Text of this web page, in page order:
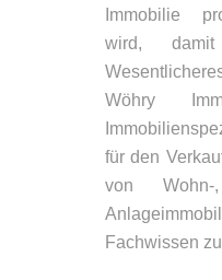
Immobilie
wird,
Wöhry
für den
von
Fachwissen